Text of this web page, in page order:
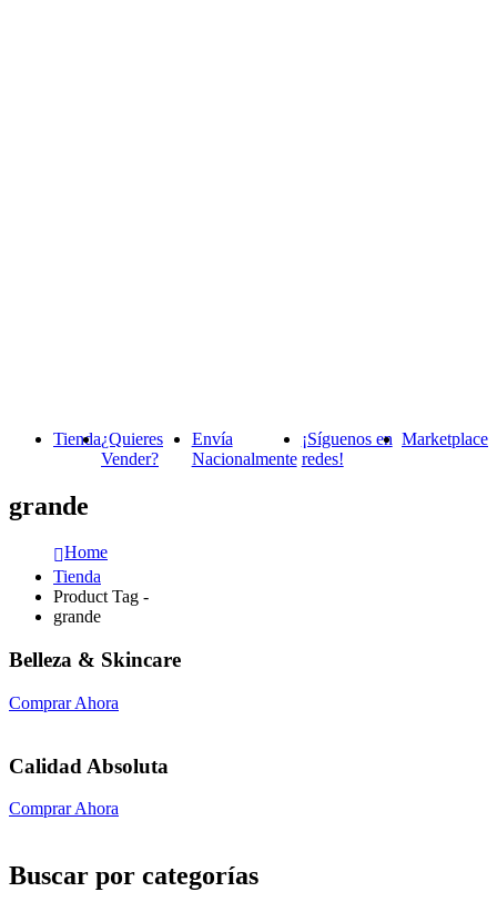
Tienda¿Quieres
Vender?
Envía
Nacionalmente
¡Síguenos en
redes!
Marketplace
grande
Home
Tienda
Product Tag -
grande
Belleza & Skincare
Comprar Ahora
Calidad Absoluta
Comprar Ahora
Buscar por categorías